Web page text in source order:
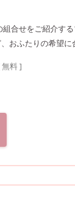
合せをご紹介す
おふたりの希望に
メトロ東西線・有
無料 ]